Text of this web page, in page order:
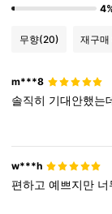
무향(20) 재구매
m***8
솔직히 기대안했는
w***h
편하고예쁘지만 너